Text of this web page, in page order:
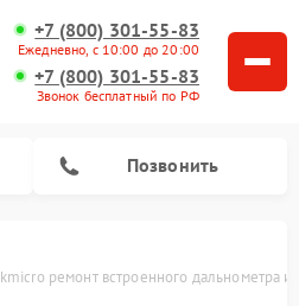
+7 (800) 301-55-83
Ежедневно, с 10:00 до 20:00
+7 (800) 301-55-83
Звонок бесплатный по РФ
Позвонить
ремонт встроенного дальнометра и